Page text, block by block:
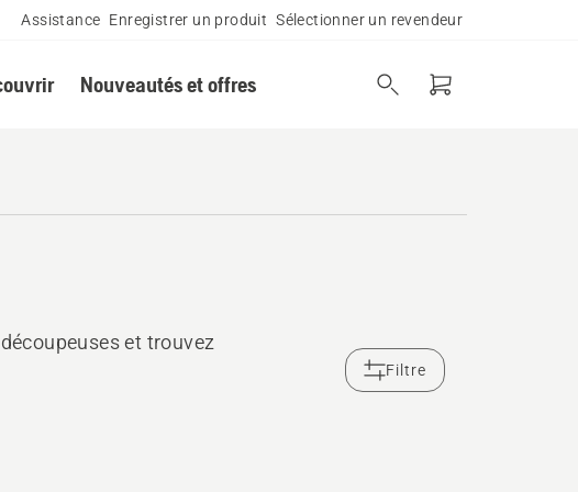
Assistance Enregistrer un produit Sélectionner un revendeur
Nouveautés et offres
et trouvez
Filtre